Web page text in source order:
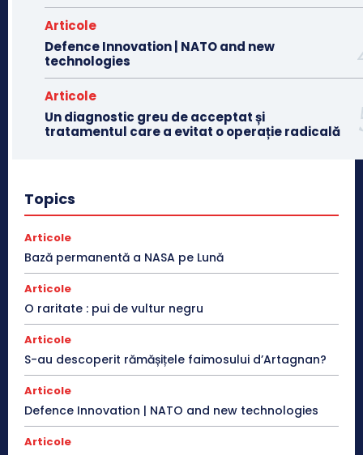
Articole
Defence Innovation | NATO and new
technologies
Articole
Un diagnostic greu de acceptat și
tratamentul care a evitat o operație radicală
Topics
Articole
Bază permanentă a NASA pe Lună
Articole
O raritate : pui de vultur negru
Articole
S-au descoperit rămășițele faimosului d’Artagnan?
Articole
Defence Innovation | NATO and new technologies
Articole